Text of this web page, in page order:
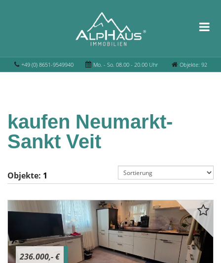
+49 (0) 8651-9549940 Mo. - So. 08.00 - 20.00 Uhr Objekte: 92
kaufen Neumarkt-
Sankt Veit
Objekte: 1
236.000,- €